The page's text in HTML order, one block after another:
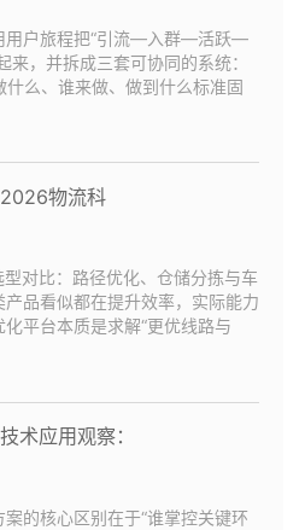
用户旅程把“引流—入群—活跃—
，并拆成三套可协同的系统：
么、谁来做、做到什么标准固
物流科
对比：路径优化、仓储分拣与车
品看似都在提升效率，实际能力
平台本质是求解“更优线路与
术应用观察：
的核心区别在于“谁掌控关键环